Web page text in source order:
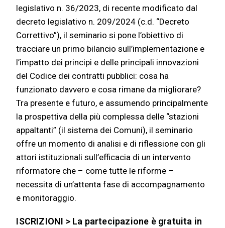
legislativo n. 36/2023, di recente modificato dal
decreto legislativo n. 209/2024 (c.d. “Decreto
Correttivo”), il seminario si pone l’obiettivo di
tracciare un primo bilancio sull’implementazione e
l’impatto dei principi e delle principali innovazioni
del Codice dei contratti pubblici: cosa ha
funzionato davvero e cosa rimane da migliorare?
Tra presente e futuro, e assumendo principalmente
la prospettiva della più complessa delle “stazioni
appaltanti” (il sistema dei Comuni), il seminario
offre un momento di analisi e di riflessione con gli
attori istituzionali sull’efficacia di un intervento
riformatore che – come tutte le riforme –
necessita di un’attenta fase di accompagnamento
e monitoraggio.
ISCRIZIONI >La partecipazione è gratuita in